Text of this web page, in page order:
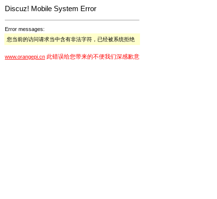
Discuz! Mobile System Error
Error messages:
您当前的访问请求当中含有非法字符，已经被系统拒绝
www.orangepi.cn 此错误给您带来的不便我们深感歉意